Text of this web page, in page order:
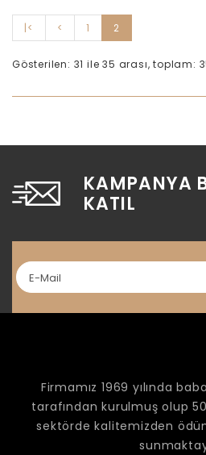
|< < 1 2
Gösterilen: 31 ile 35 arası, toplam:
KAMPANYA
KATIL
Firmamız 1969 yılında
tarafından kurulmuş olup 50
sektörde kalitemizden